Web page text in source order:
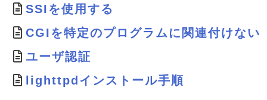
SSIを使用する
CGIを特定のプログラムに関連付けない
ユーザ認証
lighttpdインストール手順